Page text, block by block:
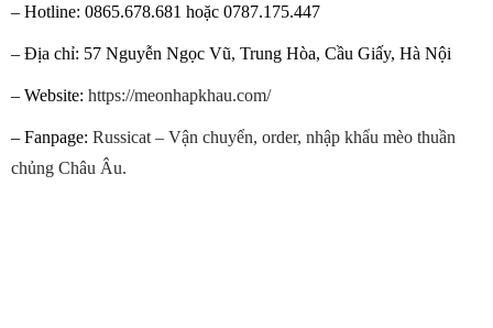
– Hotline: 0865.678.681 hoặc 0787.175.447
– Địa chỉ: 57 Nguyễn Ngọc Vũ, Trung Hòa, Cầu Giấy, Hà Nội
– Website: https://meonhapkhau.com/
– Fanpage: Russicat – Vận chuyển, order, nhập khẩu mèo thuần
chủng Châu Âu.